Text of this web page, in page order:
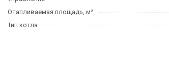
Отапливаемая площадь, м²
Тип котла